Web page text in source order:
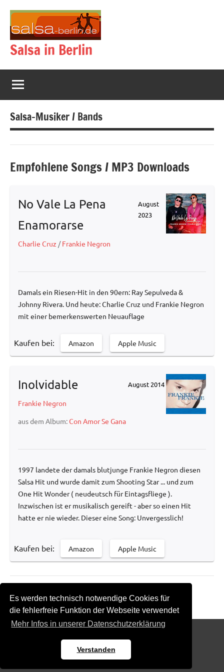
Es werden technisch notwendige Cookies für
die fehlerfreie Funktion der Webseite verwendet
Mehr Infos in unserer Datenschutzerklärung
Verstanden
springen
Salsa in Berlin
Salsa-Musiker / Bands
Empfohlene Songs / MP3 Downloads
No Vale La Pena
Enamorarse
Charlie Cruz /Frankie Negron
August
2023
Damals ein Riesen-Hit in den 90ern: Ray Sepulveda &
Johnny Rivera. Und heute: Charlie Cruz und Frankie Negron
mit einer bemerkenswerten Neuauflage
Kaufen bei: Amazon Apple Music
Inolvidable
Frankie Negron
aus dem Album:Con Amor Se Gana
August 2014
1997 landete der damals blutjunge Frankie Negron diesen
Salsa Hit und wurde damit zum Shooting Star ... und zum
One Hit Wonder ( neudeutsch für Eintagsfliege ).
Inzwischen ist er musikalisch gereift - aber so einen Hit
hatte er nie wieder. Dieser eine Song: Unvergesslich!
Kaufen bei: Amazon Apple Music
Zurück zur Übersicht
Impressum